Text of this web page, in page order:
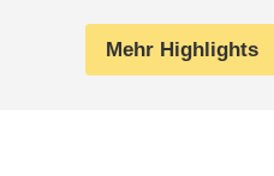
Mehr Highlights